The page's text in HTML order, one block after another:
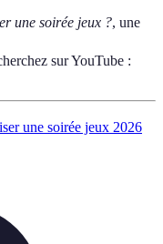
une soirée jeux ?, une
sur YouTube :
une soirée jeux 2026